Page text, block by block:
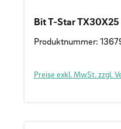
Bit T-Star TX30X25
Produktnummer:
Preise exkl. MwSt. zzgl.